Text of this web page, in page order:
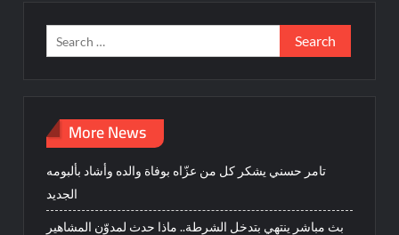
Search
for:
More News
تامر حسني يشكر كل من عزّاه بوفاة والده وأشاد بألبومه
الجديد
بث مباشر ينتهي بتدخل الشرطة.. ماذا حدث لمدوّن المشاهير